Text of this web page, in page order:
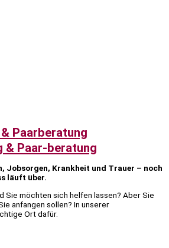
Paarberatung
& Paar-beratung
Jobsorgen, Krankheit und Trauer – noch
läuft über.
Sie möchten sich helfen lassen? Aber Sie
anfangen sollen? In unserer
Ort dafür.